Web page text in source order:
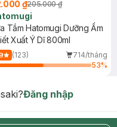
₫205.000 ₫
Tắm Hatomugi Dưỡng Ẩm
Xuất Ý Dĩ 800ml
(123)
714/tháng
53%
Đăng nhập